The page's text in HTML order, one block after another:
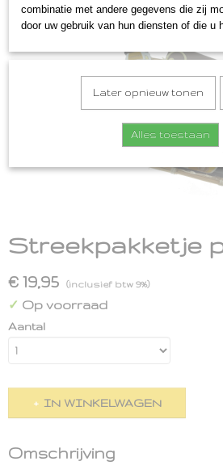
Streekpakketje
€ 19,95 (inclusief btw 9%)
✓ Op voorraad
Aantal
IN WINKELWAGEN
Omschrijving
combinatie met andere gegevens die zij
door uw gebruik van hun diensten of die u
Later opnieuw tonen
Alles toestaan